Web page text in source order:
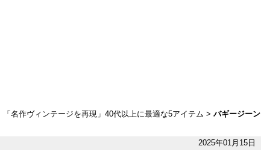
名作ヴィンテージを再現」40代以上に最適な5アイテム
バギージーン
2025年01月15日